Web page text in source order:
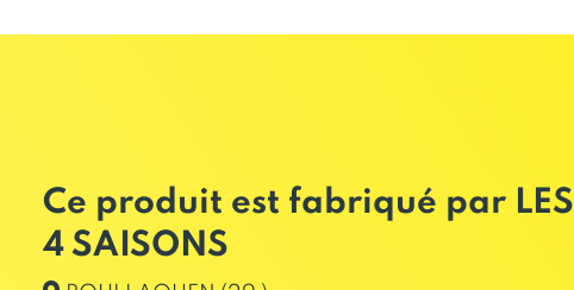
Ce produit est fabriqué par LES
4 SAISONS